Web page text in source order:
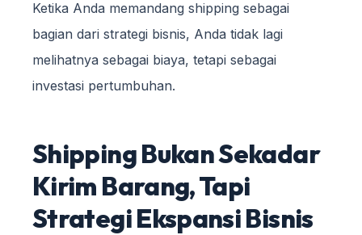
Ketika Anda memandang shipping sebagai
bagian dari strategi bisnis, Anda tidak lagi
melihatnya sebagai biaya, tetapi sebagai
investasi pertumbuhan.
Shipping Bukan Sekadar
Kirim Barang, Tapi
Strategi Ekspansi Bisnis